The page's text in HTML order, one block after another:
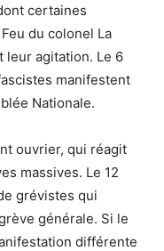
certaines
du colonel La
leur agitation. Le 6
manifestent
Nationale.
ouvrier, qui réagit
massives. Le 12
grévistes qui
générale. Si le
différente